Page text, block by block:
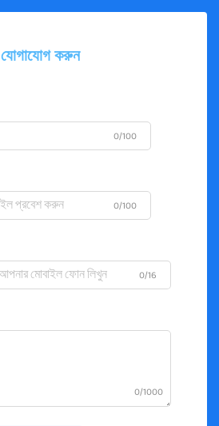
যোগাযোগ করুন
0/100
0/100
0/16
0/1000